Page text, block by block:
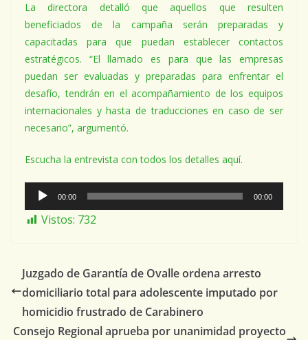
La directora detalló que aquellos que resulten
beneficiados de la campaña serán preparadas y
capacitadas para que puedan establecer contactos
estratégicos. “El llamado es para que las empresas
puedan ser evaluadas y preparadas para enfrentar el
desafío, tendrán en el acompañamiento de los equipos
internacionales y hasta de traducciones en caso de ser
necesario”, argumentó.
Escucha la entrevista con todos los detalles aquí.
Reproductor
de
00:00 00:00
Vistos: 732
Juzgado de Garantía de Ovalle ordena arresto
domiciliario total para adolescente imputado por
homicidio frustrado de Carabinero
Consejo Regional aprueba por unanimidad proyecto